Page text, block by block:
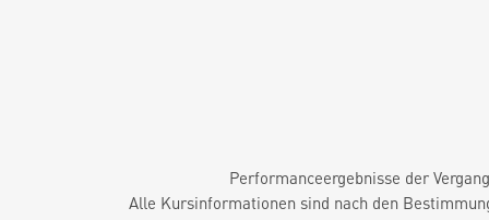
Performanceergebnisse der
Alle Kursinformationen sind nach den